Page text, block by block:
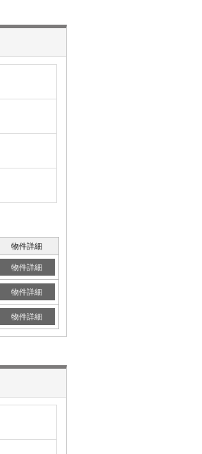
物件詳細
物件詳細
物件詳細
物件詳細